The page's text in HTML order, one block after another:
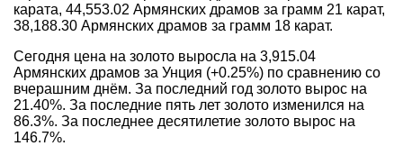
карата, 44,553.02 Армянских драмов за грамм 21 карат,
38,188.30 Армянских драмов за грамм 18 карат.
Сегодня цена на золото выросла на 3,915.04
Армянских драмов за Унция (+0.25%) по сравнению со
вчерашним днём. За последний год золото вырос на
21.40%. За последние пять лет золото изменился на
86.3%. За последнее десятилетие золото вырос на
146.7%.